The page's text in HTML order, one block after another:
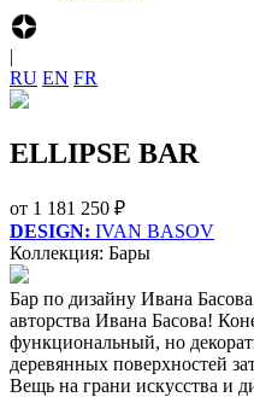
|
R‍U E‍N F‍R
ELLIPSE BAR
от 1 181 250 ₽
DESIGN: IVAN BASOV
Коллекция: Бары
Бар по дизайну Ивана
авторства Ивана Басова!
функциональный, но
деревянных поверхностей
Вещь на грани искусства и